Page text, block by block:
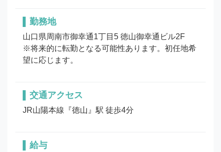
勤務地
山口県周南市御幸通1丁目5 徳山御幸通ビル2F
※将来的に転勤となる可能性あります。初任地希
望に応じます。
交通アクセス
JR山陽本線『徳山』駅 徒歩4分
給与